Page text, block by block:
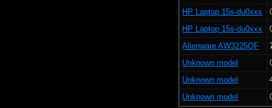
HP Laptop 15s-du0xxx
HP Laptop 15s-du0xxx
Alienware AW3225QF
Unknown model
Unknown model
Unknown model